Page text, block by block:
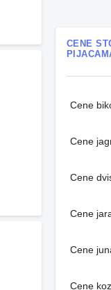
CENE
Cene
Cene
Cene
Cene
Cene
Cene